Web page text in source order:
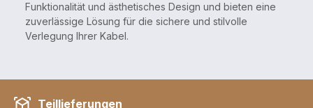
Funktionalität und ästhetisches Design und bieten eine
zuverlässige Lösung für die sichere und stilvolle
Verlegung Ihrer Kabel.
Teillieferungen